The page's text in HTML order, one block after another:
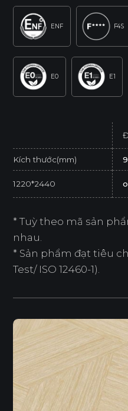
ENF F4S
E0 E1
Kích thước(mm) 9
1220*2440 o
* Tuỳ theo mã sản
nhau.
* Sản phẩm đạt tiêu
Test/ ISO 12460-1).